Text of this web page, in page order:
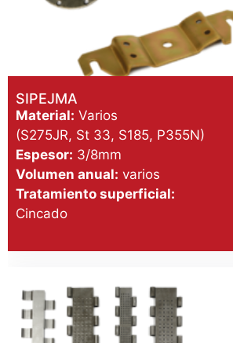
SIPEJMA
Material: Varios
(S275JR, St 33, S185, P355N)
Espesor: 3/8mm
Volumen anual: varios
Tratamiento superficial:
Cincado